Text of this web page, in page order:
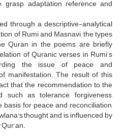
adaptation, reference and
through a descriptive-analytical
of Rumi and Masnavi, the types
Quran in the poems are briefly
of Quranic verses in Rumi's
the issue of peace and
manifestation. The result of this
that the recommendation to the
as tolerance, forgiveness,
for peace and reconciliation,
thought and is influenced by